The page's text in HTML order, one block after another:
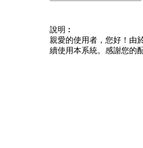
說明︰
親愛的使用者，您好！由
續使用本系統。感謝您的配